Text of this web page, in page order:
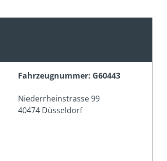
Fahrzeugnummer: G60443
Niederrheinstrasse 99
40474 Düsseldorf